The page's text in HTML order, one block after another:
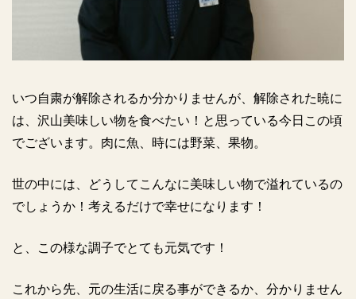
いつ自粛が解除されるか分かりませんが、解除された暁に
は、沢山美味しい物を食べたい！と思っている今日この頃
でございます。肉に魚、時には野菜、果物。
世の中には、どうしてこんなに美味しい物で溢れているの
でしょうか！考えるだけで幸せになります！
と、この様な調子でとても元気です！
これから先、元の生活に戻る事ができるか、分かりません